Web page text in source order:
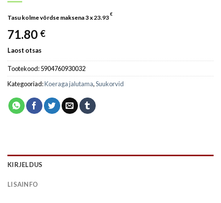
Tasu kolme võrdse maksena 3 x23.93
€
71.80 €
Laost otsas
Tootekood:5904760930032
Kategooriad:Koeraga jalutama,Suukorvid
KIRJELDUS
LISAINFO